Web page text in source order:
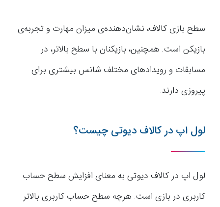
سطح بازی کالاف، نشان‌دهنده‌ی میزان مهارت و تجربه‌ی
بازیکن است. همچنین، بازیکنان با سطح بالاتر، در
مسابقات و رویدادهای مختلف شانس بیشتری برای
پیروزی دارند.
لول اپ در کالاف دیوتی چیست؟
لول اپ در کالاف دیوتی به معنای افزایش سطح حساب
کاربری در بازی است. هرچه سطح حساب کاربری بالاتر